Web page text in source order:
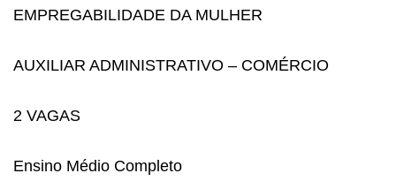
EMPREGABILIDADE DA MULHER
AUXILIAR ADMINISTRATIVO – COMÉRCIO
2 VAGAS
Ensino Médio Completo